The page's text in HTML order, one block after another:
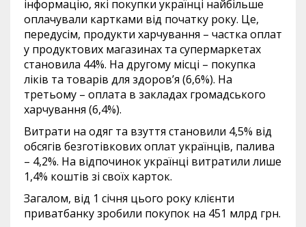
інформацію, які покупки українці найбільше
оплачували картками від початку року. Це,
передусім, продукти харчування – частка оплат
у продуктових магазинах та супермаркетах
становила 44%. На другому місці – покупка
ліків та товарів для здоровʼя (6,6%). На
третьому – оплата в закладах громадського
харчування (6,4%).
Витрати на одяг та взуття становили 4,5% від
обсягів безготівкових оплат українців, палива
– 4,2%. На відпочинок українці витратили лише
1,4% коштів зі своїх карток.
Загалом, від 1 січня цього року клієнти
приватбанку зробили покупок на 451 млрд грн.